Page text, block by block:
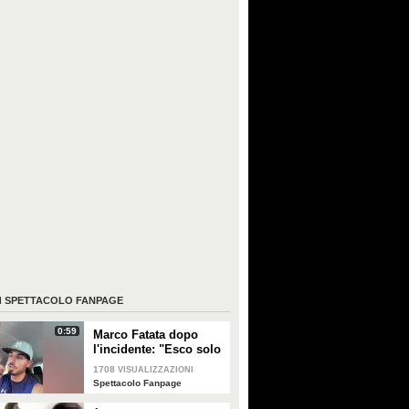
SPETTACOLO FANPAGE
0:59
Marco Fatata dopo
l'incidente: "Esco solo
di sera, i primi tempi
non riuscivo a
1708 VISUALIZZAZIONI
Spettacolo Fanpage